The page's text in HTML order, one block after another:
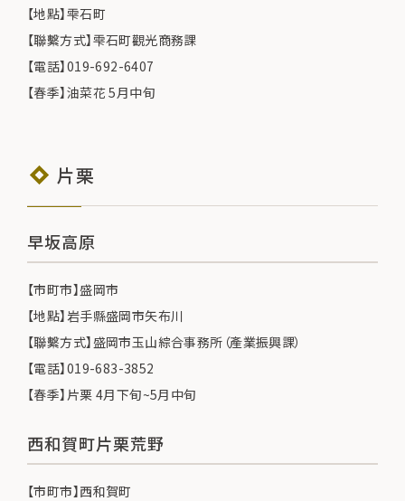
【地點】雫石町
【聯繫方式】雫石町觀光商務課
【電話】019-692-6407
【春季】油菜花 5月中旬
片栗
早坂高原
【市町市】盛岡市
【地點】岩手縣盛岡市矢布川
【聯繫方式】盛岡市玉山綜合事務所（產業振興課）
【電話】019-683-3852
【春季】片栗 4月下旬~5月中旬
西和賀町片栗荒野
【市町市】西和賀町